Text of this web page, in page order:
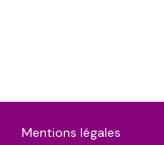
Mentions légales